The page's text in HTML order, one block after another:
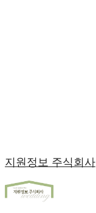
지원정보 주식회사